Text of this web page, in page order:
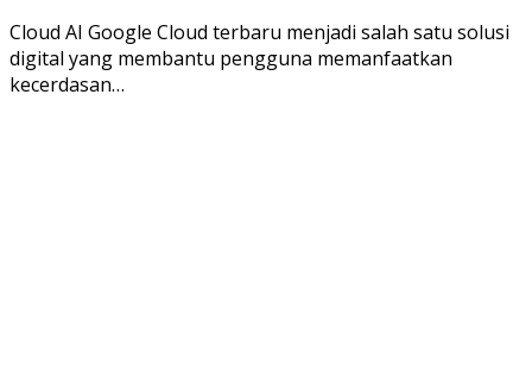
Cloud AI Google Cloud terbaru menjadi salah satu solusi
digital yang membantu pengguna memanfaatkan
kecerdasan…